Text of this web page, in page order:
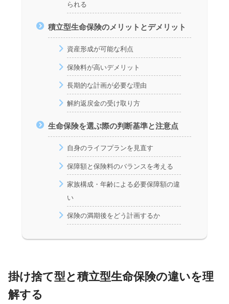
られる
積立型生命保険のメリットとデメリット
資産形成が可能な利点
保険料が高いデメリット
長期的な計画が必要な理由
解約返戻金の受け取り方
生命保険を選ぶ際の判断基準と注意点
自身のライフプランを見直す
保障額と保険料のバランスを考える
家族構成・年齢による必要保障額の違
い
保険の満期後をどう計画するか
掛け捨て型と積立型生命保険の違いを理
解する